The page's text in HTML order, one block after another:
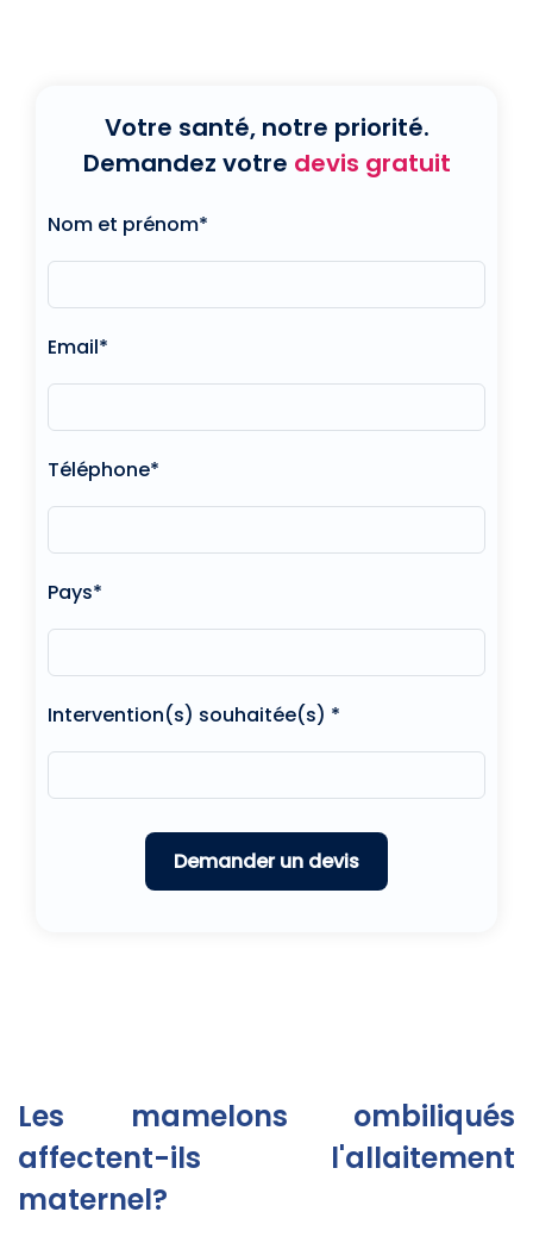
Votre santé, notre priorité.
Demandez votre devis gratuit
Nom et prénom*
Email*
Téléphone*
Pays*
Intervention(s) souhaitée(s) *
Les mamelons ombiliqués
affectent-ils l'allaitement
maternel?